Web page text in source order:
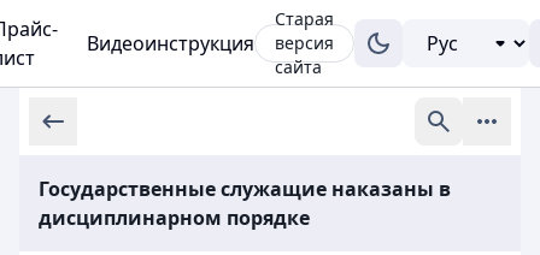
Видеоинструкция
Старая
версия
сайта
Государственные служащие наказаны в
дисциплинарном порядке